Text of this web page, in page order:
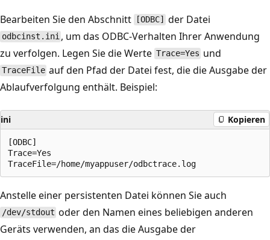
Bearbeiten Sie den Abschnitt
[ODBC] der Datei
odbcinst.ini , um das ODBC-Verhalten Ihrer Anwendung
zu verfolgen. Legen Sie die Werte Trace=Yes und
TraceFile auf den Pfad der Datei fest, die die Ausgabe der
Ablaufverfolgung enthält. Beispiel:
ini Kopieren
[ODBC]
Trace=Yes
Anstelle einer persistenten Datei können Sie auch
/dev/stdout oder den Namen eines beliebigen anderen
Geräts verwenden, an das die Ausgabe der